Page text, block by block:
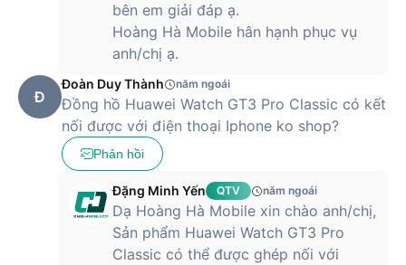
bên em giải đáp ạ.
Hoàng Hà Mobile hân hạnh phục vụ
anh/chị ạ.
Đ
Đoàn Duy Thành năm ngoái
Đồng hồ Huawei Watch GT3 Pro Classic có kết
nối được với điện thoại Iphone ko shop?
Phản hồi
Đặng Minh Yến QTV năm ngoái
Dạ Hoàng Hà Mobile xin chào anh/chị,
Sản phẩm Huawei Watch GT3 Pro
Classic có thể được ghép nối với